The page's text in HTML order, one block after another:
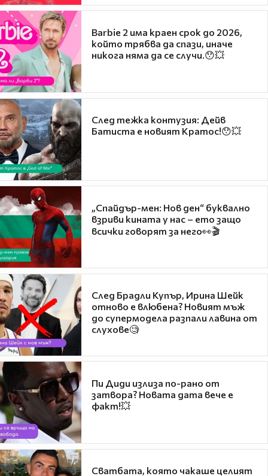
Barbie 2 има краен срок до 2026,
който трябва да спази, иначе
никога няма да се случи.😯💥
След тежка контузия: Дейв
Батиста е новият Кратос!😯💥
„Спайдър-мен: Нов ден“ буквално
взриви кината у нас – ето защо
всички говорят за него👀🎬
След Брадли Купър, Ирина Шейк
отново е влюбена? Новият мъж
до супермодела разпали лавина от
слухове🧐
Пи Диди излиза по-рано от
затвора? Новата дата вече е
факт!💥
Сватбата, която чакаше целият